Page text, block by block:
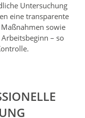
Untersuchung
eine transparente
sowie
– so